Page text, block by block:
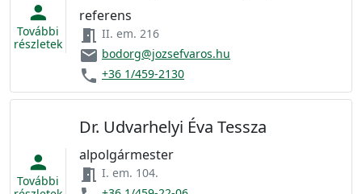
person
További
részletek
referens
meeting_room II. em. 216
email bodorg@jozsefvaros.hu
phone +36 1/459-2130
person
További
Dr. Udvarhelyi Éva Tessza
alpolgármester
meeting_room I. em. 104.